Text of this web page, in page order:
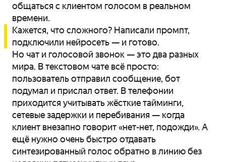
общаться с клиентом голосом в реальном
времени.
Кажется, что сложного? Написали промпт,
подключили нейросеть — и готово.
Но чат и голосовой звонок — это два разных
мира. В текстовом чате всё просто:
пользователь отправил сообщение, бот
подумал и прислал ответ. В телефонии
приходится учитывать жёсткие тайминги,
сетевые задержки и перебивания — когда
клиент внезапно говорит «нет-нет, подожди». А
ещё нужно очень быстро отдавать
синтезированный голос обратно в линию без